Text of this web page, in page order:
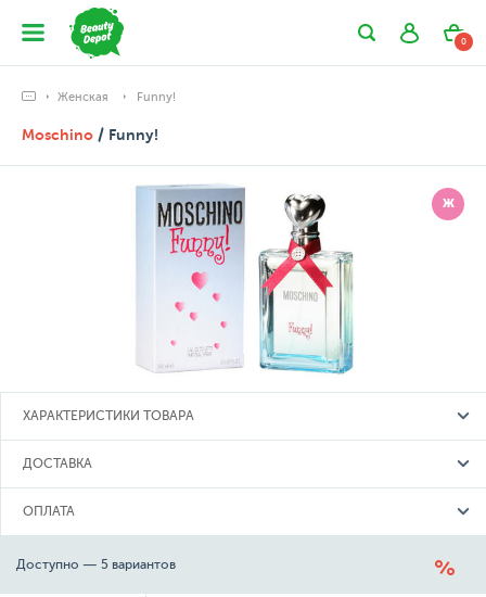
0
Женская Funny!
Moschino / Funny!
Ж
ХАРАКТЕРИСТИКИ ТОВАРА
ДОСТАВКА
ОПЛАТА
Доступно — 5 вариантов